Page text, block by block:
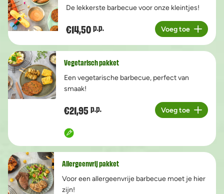
De lekkerste barbecue voor onze kleintjes!
€14,50 p.p.
Aantal
Voeg toe
Vegetarisch pakket
Een vegetarische barbecue, perfect van
smaak!
€21,95 p.p.
Aantal
Voeg toe
Allergeenvrij pakket
Voor een allergeenvrije barbecue moet je hier
zijn!